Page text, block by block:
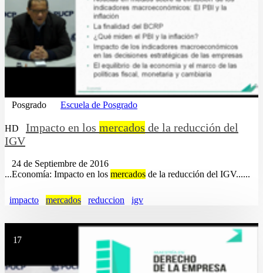
Posgrado Escuela de Posgrado
HD Impacto en los mercados de la reducción del
IGV
24 de Septiembre de 2016
...Economía: Impacto en los mercados de la reducción del IGV......
impacto mercados reduccion igv
17